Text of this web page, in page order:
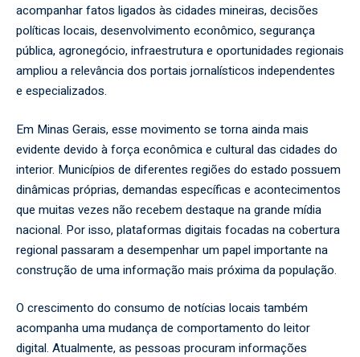
acompanhar fatos ligados às cidades mineiras, decisões
políticas locais, desenvolvimento econômico, segurança
pública, agronegócio, infraestrutura e oportunidades regionais
ampliou a relevância dos portais jornalísticos independentes
e especializados.
Em Minas Gerais, esse movimento se torna ainda mais
evidente devido à força econômica e cultural das cidades do
interior. Municípios de diferentes regiões do estado possuem
dinâmicas próprias, demandas específicas e acontecimentos
que muitas vezes não recebem destaque na grande mídia
nacional. Por isso, plataformas digitais focadas na cobertura
regional passaram a desempenhar um papel importante na
construção de uma informação mais próxima da população.
O crescimento do consumo de notícias locais também
acompanha uma mudança de comportamento do leitor
digital. Atualmente, as pessoas procuram informações